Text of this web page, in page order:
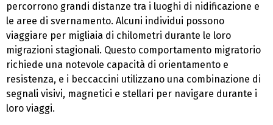
percorrono grandi distanze tra i luoghi di nidificazione e
le aree di svernamento. Alcuni individui possono
viaggiare per migliaia di chilometri durante le loro
migrazioni stagionali. Questo comportamento migratorio
richiede una notevole capacità di orientamento e
resistenza, e i beccaccini utilizzano una combinazione di
segnali visivi, magnetici e stellari per navigare durante i
loro viaggi.